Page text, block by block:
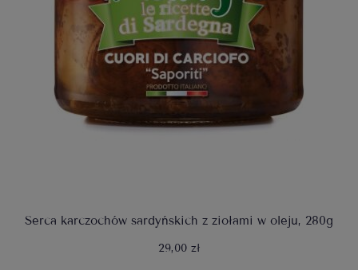
Serca karczochów sardyńskich z ziołami w oleju, 280g
29,00 zł